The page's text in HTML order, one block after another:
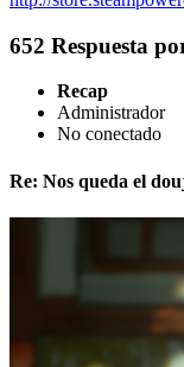
652 Respuesta
Recap
Administrador
No conectado
Re: Nos queda el